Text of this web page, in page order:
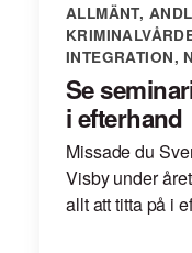
ALLMÄNT,
INTEGRATION,
Se
i efterhand
Missade du
Visby under
allt att titta på i